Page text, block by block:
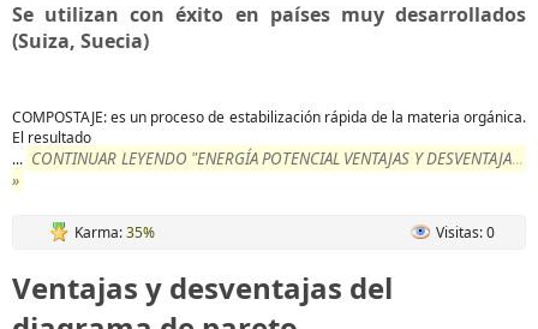
Se utilizan con éxito en países muy desarrollados
(Suiza, Suecia)
COMPOSTAJE: es un proceso de estabilización rápida de la materia orgánica.
El resultado
... CONTINUAR LEYENDO "ENERGÍA POTENCIAL VENTAJAS Y DESVENTAJAS"
»
Karma:35% Visitas: 0
Ventajas y desventajas del